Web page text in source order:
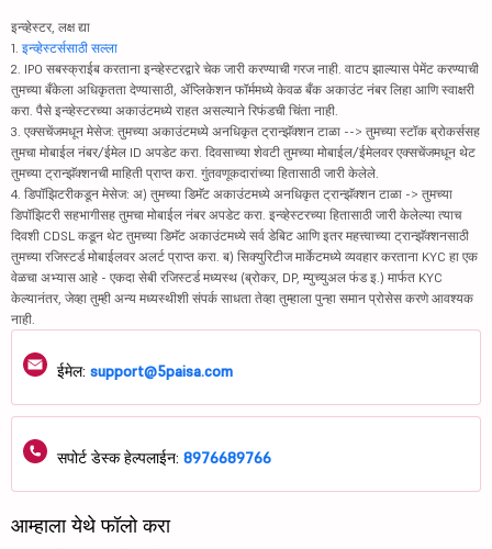
इन्व्हेस्टर, लक्ष द्या
1. इन्व्हेस्टर्ससाठी सल्ला
2. IPO सबस्क्राईब करताना इन्व्हेस्टरद्वारे चेक जारी करण्याची गरज नाही. वाटप झाल्यास पेमेंट करण्याची
तुमच्या बँकेला अधिकृतता देण्यासाठी, ॲप्लिकेशन फॉर्ममध्ये केवळ बँक अकाउंट नंबर लिहा आणि स्वाक्षरी
करा. पैसे इन्व्हेस्टरच्या अकाउंटमध्ये राहत असल्याने रिफंडची चिंता नाही.
3. एक्सचेंजमधून मेसेज: तुमच्या अकाउंटमध्ये अनधिकृत ट्रान्झॅक्शन टाळा --> तुमच्या स्टॉक ब्रोकर्ससह
तुमचा मोबाईल नंबर/ईमेल ID अपडेट करा. दिवसाच्या शेवटी तुमच्या मोबाईल/ईमेलवर एक्सचेंजमधून थेट
तुमच्या ट्रान्झॅक्शनची माहिती प्राप्त करा. गुंतवणूकदारांच्या हितासाठी जारी केलेले.
4. डिपॉझिटरीकडून मेसेज: अ) तुमच्या डिमॅट अकाउंटमध्ये अनधिकृत ट्रान्झॅक्शन टाळा -> तुमच्या
डिपॉझिटरी सहभागीसह तुमचा मोबाईल नंबर अपडेट करा. इन्व्हेस्टरच्या हितासाठी जारी केलेल्या त्याच
दिवशी CDSL कडून थेट तुमच्या डिमॅट अकाउंटमध्ये सर्व डेबिट आणि इतर महत्त्वाच्या ट्रान्झॅक्शनसाठी
तुमच्या रजिस्टर्ड मोबाईलवर अलर्ट प्राप्त करा. ब) सिक्युरिटीज मार्केटमध्ये व्यवहार करताना KYC हा एक
वेळचा अभ्यास आहे - एकदा सेबी रजिस्टर्ड मध्यस्थ (ब्रोकर, DP, म्युच्युअल फंड इ.) मार्फत KYC
केल्यानंतर, जेव्हा तुम्ही अन्य मध्यस्थीशी संपर्क साधता तेव्हा तुम्हाला पुन्हा समान प्रोसेस करणे आवश्यक
नाही.
ईमेल: support@5paisa.com
सपोर्ट डेस्क हेल्पलाईन: 8976689766
आम्हाला येथे फॉलो करा